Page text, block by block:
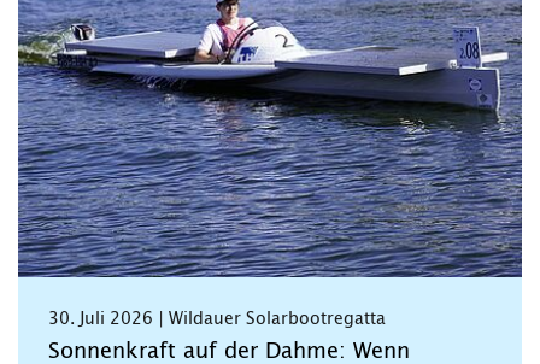
30. Juli 2026 | Wildauer Solarbootregatta
Sonnenkraft auf der Dahme: Wenn